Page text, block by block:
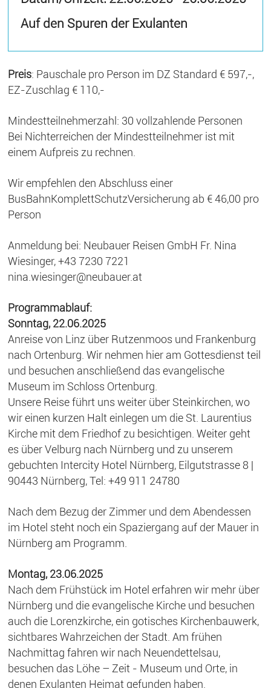
Auf den Spuren der Exulanten
Preis: Pauschale pro Person im DZ Standard € 597,-,
EZ-Zuschlag € 110,-
Mindestteilnehmerzahl: 30 vollzahlende Personen
Bei Nichterreichen der Mindestteilnehmer ist mit
einem Aufpreis zu rechnen.
Wir empfehlen den Abschluss einer
BusBahnKomplettSchutzVersicherung ab € 46,00 pro
Person
Anmeldung bei: Neubauer Reisen GmbH Fr. Nina
Wiesinger, +43 7230 7221
nina.wiesinger@neubauer.at
Programmablauf:
Sonntag, 22.06.2025
Anreise von Linz über Rutzenmoos und Frankenburg
nach Ortenburg. Wir nehmen hier am Gottesdienst teil
und besuchen anschließend das evangelische
Museum im Schloss Ortenburg.
Unsere Reise führt uns weiter über Steinkirchen, wo
wir einen kurzen Halt einlegen um die St. Laurentius
Kirche mit dem Friedhof zu besichtigen. Weiter geht
es über Velburg nach Nürnberg und zu unserem
gebuchten Intercity Hotel Nürnberg, Eilgutstrasse 8 |
90443 Nürnberg, Tel: +49 911 24780
Nach dem Bezug der Zimmer und dem Abendessen
im Hotel steht noch ein Spaziergang auf der Mauer in
Nürnberg am Programm.
Montag, 23.06.2025
Nach dem Frühstück im Hotel erfahren wir mehr über
Nürnberg und die evangelische Kirche und besuchen
auch die Lorenzkirche, ein gotisches Kirchenbauwerk,
sichtbares Wahrzeichen der Stadt. Am frühen
Nachmittag fahren wir nach Neuendettelsau,
besuchen das Löhe – Zeit - Museum und Orte, in
denen Exulanten Heimat gefunden haben.